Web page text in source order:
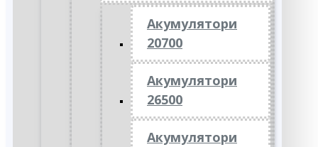
Акумулятори
20700
Акумулятори
26500
Акумулятори